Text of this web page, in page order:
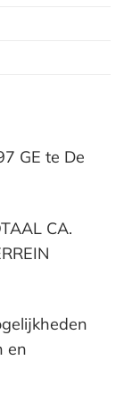
GE te De
CA.
en